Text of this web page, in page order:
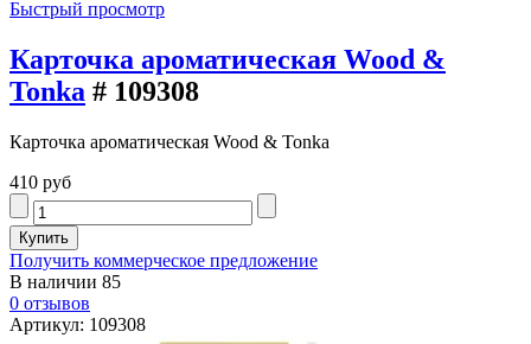
Быстрый просмотр
Карточка ароматическая Wood &
Tonka # 109308
Карточка ароматическая Wood & Tonka
410 руб
Получить коммерческое предложение
В наличии 85
0 отзывов
Артикул: 109308